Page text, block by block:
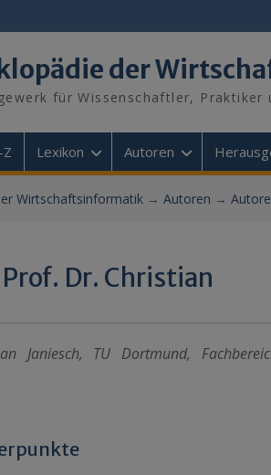
der
für Wissenschaftler, Praktiker
Z Lexikon Autoren
Wirtschaftsinformatik→ Autoren →
Dr. Christian
Janiesch, TU Dortmund,